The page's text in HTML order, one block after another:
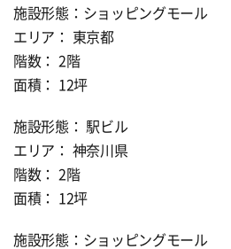
施設形態：ショッピングモール
エリア： 東京都
階数： 2階
面積： 12坪
施設形態： 駅ビル
エリア： 神奈川県
階数： 2階
面積： 12坪
施設形態：ショッピングモール